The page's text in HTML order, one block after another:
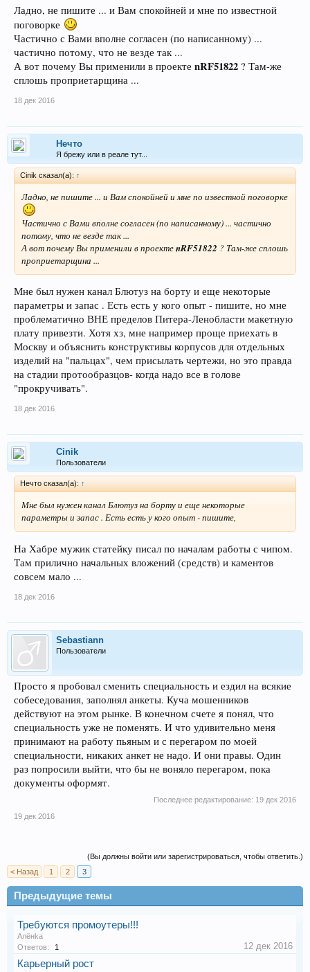
Ладно, не пишите ... и Вам спокойней и мне по известной
поговорке
Частично с Вами вполне согласен (по написанному) ...
частично потому, что не везде так ...
А вот почему Вы применили в проекте nRF51822 ? Там-же
сплошь проприетарщина ...
18 дек 2016
Нечто
Я брежу или в реале тут...
Cinik сказал(а): ↑
Ладно, не пишите ... и Вам спокойней и мне по известной поговорке
Частично с Вами вполне согласен (по написанному) ... частично
потому, что не везде так ...
А вот почему Вы применили в проектеnRF51822 ? Там-же сплошь
проприетарщина ...
Мне был нужен канал Блютуз на борту и еще некоторые
параметры и запас . Есть есть у кого опыт - пишите, но мне
проблематично ВНЕ пределов Питера-Ленобласти макетную
плату привезти. Хотя хз, мне например проще приехать в
Москву и объяснить конструктивы корпусов для отдельных
изделий на "пальцах", чем присылать чертежи, но это правда
на стадии протообразцов- когда надо все в голове
"прокручивать".
18 дек 2016
Cinik
Пользователи
Нечто сказал(а): ↑
Мне был нужен канал Блютуз на борту и еще некоторые
параметры и запас . Есть есть у кого опыт - пишите,
На Хабре мужик статейку писал по началам работы с чипом.
Там прилично начальных вложений (средств) и каментов
совсем мало ...
18 дек 2016
Sebastiann
Пользователи
Просто я пробовал сменить специальность и ездил на всякие
собеседования, заполнял анкеты. Куча мошенников
действуют на этом рынке. В конечном счете я понял, что
специальность уже не поменять. И что удивительно меня
принимают на работу пьяным и с перегаром по моей
специальности, никаких анкет не надо. И они правы. Один
раз попросили выйти, что бы не воняло перегаром, пока
документы оформят.
Последнее редактирование: 19 дек 2016
19 дек 2016
(Вы должны войти или зарегистрироваться, чтобы ответить.)
< Назад
1 2 3
Предыдущие темы
Требуются промоутеры!!!
Алёнka
Ответов:
1 12 дек 2016
Карьерный рост